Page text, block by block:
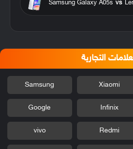
vs
Samsung Galaxy A05s
التجارية
Xiaomi
Samsung
Infinix
Google
Redmi
vivo